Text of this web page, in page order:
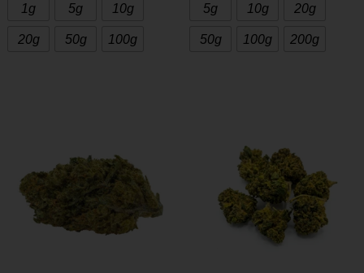
1g 5g 10g
20g 50g 100g
5g 10g 20g
50g 100g 200g